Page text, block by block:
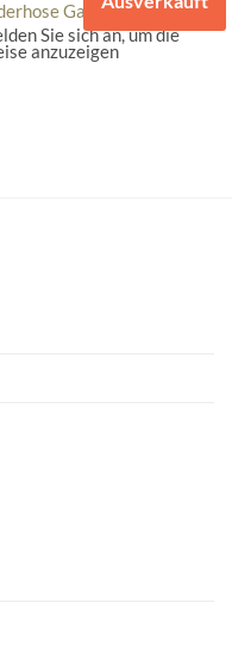
Gabriel
Sie sich an, um die
anzuzeigen